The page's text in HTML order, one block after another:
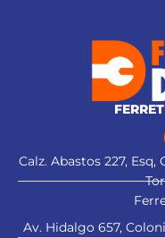
Calz. Abastos 227,
Av. Hidalgo 657,